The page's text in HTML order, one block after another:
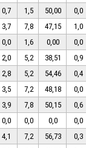
0,7 1,5 50,00 0,0
3,7 7,8 47,15 1,0
0,0 1,6 0,00 0,0
2,0 5,2 38,51 0,9
2,8 5,2 54,46 0,4
3,5 7,2 48,18 0,0
3,9 7,8 50,15 0,6
0,0 0,0 0,0 0,0
4,1 7,2 56,73 0,3